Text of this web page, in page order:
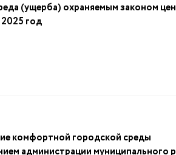
(ущерба) охраняемым законом
год
комфортной городской среды
администрации муниципального